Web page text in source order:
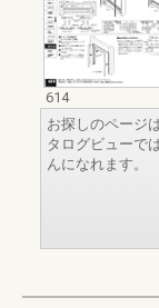
614
お探しのページ
タログビューで
んになれます。